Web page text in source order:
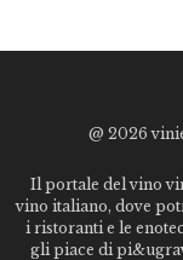
@ 2026
Il portale del vino
vino italiano, dove
i ristoranti e le
gli piace di